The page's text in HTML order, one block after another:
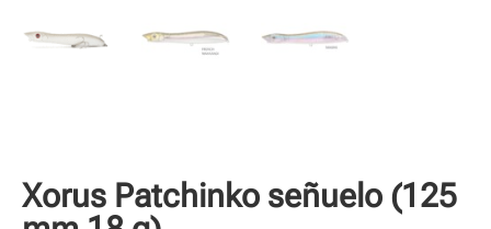
Xorus Patchinko señuelo (125